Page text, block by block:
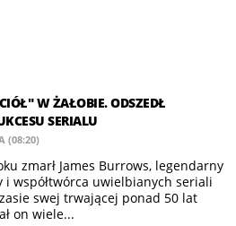
W ŻAŁOBIE. ODSZEDŁ
SERIALU
(08:20)
zmarł James Burrows, legendarny
i współtwórca uwielbianych seriali
swej trwającej ponad 50 lat
on wiele...